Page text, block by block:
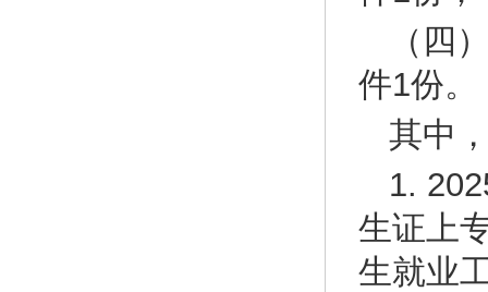
（四
件1份。
其中
1.
生证上
生就业